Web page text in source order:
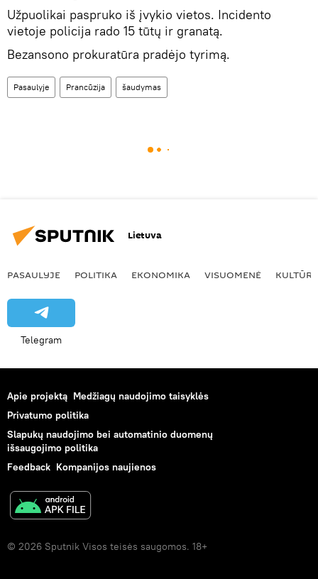
Užpuolikai paspruko iš įvykio vietos. Incidento
vietoje policija rado 15 tūtų ir granatą.
Bezansono prokuratūra pradėjo tyrimą.
Pasaulyje Prancūzija šaudymas
Lietuva
PASAULYJE POLITIKA EKONOMIKA VISUOMENĖ KULTŪRA
Telegram
Apie projektą Medžiagų naudojimo taisyklės
Privatumo politika
Slapukų naudojimo bei automatinio duomenų
išsaugojimo politika
Feedback Kompanijos naujienos
© 2026 Sputnik Visos teisės saugomos. 18+